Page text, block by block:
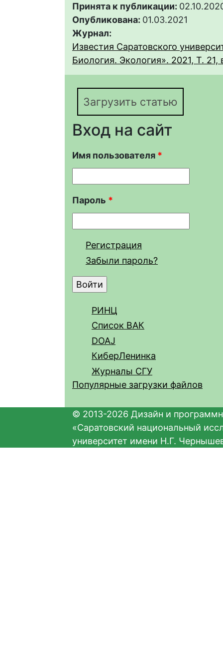
Принята к публикации:
Опубликована: 01.03.2021
Журнал:
Известия Саратовского
Биология. Экология». 2021, Т. 21,
Загрузить статью
Вход на сайт
Имя пользователя *
Пароль *
Регистрация
Забыли пароль?
РИНЦ
Список ВАК
DOAJ
КиберЛенинка
Журналы СГУ
Популярные загрузки файлов
© 2013-2026 Дизайн и
«Саратовский национальный
университет имени Н.Г.